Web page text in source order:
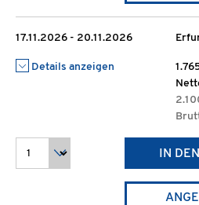
17.11.2026 - 20.11.2026
Details anzeigen
IN